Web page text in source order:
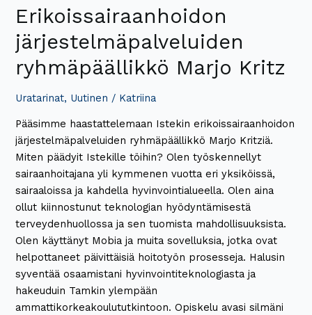
Erikoissairaanhoidon
järjestelmäpalveluiden
ryhmäpäällikkö Marjo Kritz
Uratarinat, Uutinen / Katriina
Pääsimme haastattelemaan Istekin erikoissairaanhoidon
järjestelmäpalveluiden ryhmäpäällikkö Marjo Kritziä.
Miten päädyit Istekille töihin? Olen työskennellyt
sairaanhoitajana yli kymmenen vuotta eri yksiköissä,
sairaaloissa ja kahdella hyvinvointialueella. Olen aina
ollut kiinnostunut teknologian hyödyntämisestä
terveydenhuollossa ja sen tuomista mahdollisuuksista.
Olen käyttänyt Mobia ja muita sovelluksia, jotka ovat
helpottaneet päivittäisiä hoitotyön prosesseja. Halusin
syventää osaamistani hyvinvointiteknologiasta ja
hakeuduin Tamkin ylempään
ammattikorkeakoulututkintoon. Opiskelu avasi silmäni